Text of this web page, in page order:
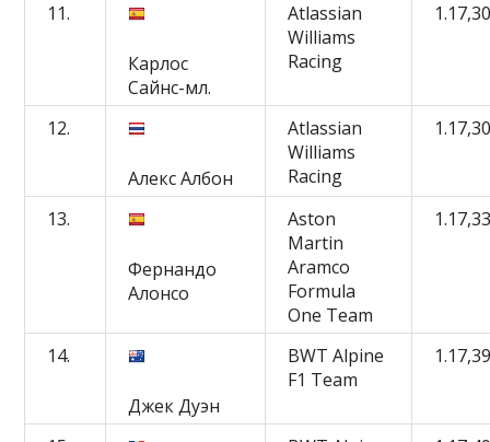
11.
Карлос
Сайнс-мл.
Atlassian
Williams
Racing
12.
Алекс Албон
Atlassian
Williams
Racing
13.
Фернандо
Алонсо
Aston
Martin
Aramco
Formula
One Team
14.
Джек Дуэн
BWT Alpine
F1 Team